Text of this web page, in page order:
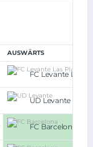
AUSWÄRTS
FC Levante Las
UD Levante
FC Barcelona